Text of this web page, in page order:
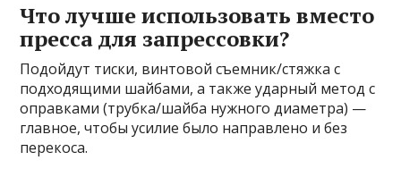
Что лучше использовать вместо
пресса для запрессовки?
Подойдут тиски, винтовой съемник/стяжка с
подходящими шайбами, а также ударный метод с
оправками (трубка/шайба нужного диаметра) —
главное, чтобы усилие было направлено и без
перекоса.